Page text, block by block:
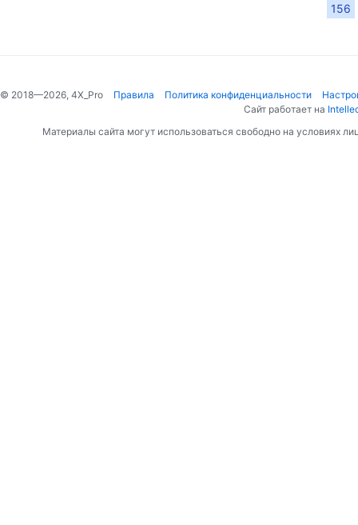
156
© 2018—2026, 4X_Pro Правила Политика конфиденциальности
Сайт работает на
Материалы сайта могут использоваться свободно на условиях